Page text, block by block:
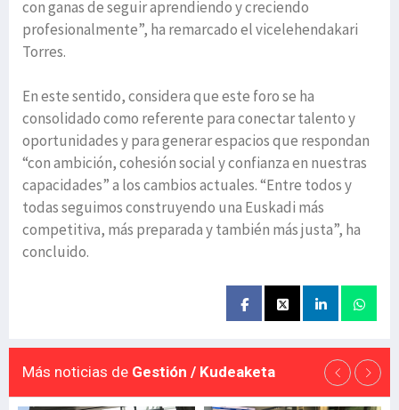
con ganas de seguir aprendiendo y creciendo
profesionalmente”, ha remarcado el vicelehendakari
Torres.
En este sentido, considera que este foro se ha
consolidado como referente para conectar talento y
oportunidades y para generar espacios que respondan
“con ambición, cohesión social y confianza en nuestras
capacidades” a los cambios actuales. “Entre todos y
todas seguimos construyendo una Euskadi más
competitiva, más preparada y también más justa”, ha
concluido.
Más noticias de Gestión / Kudeaketa